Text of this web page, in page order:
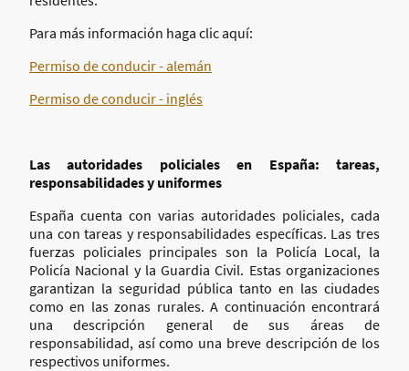
Para más información haga clic aquí:
Permiso de conducir - alemán
Permiso de conducir - inglés
Las autoridades policiales en España: tareas,
responsabilidades y uniformes
España cuenta con varias autoridades policiales, cada
una con tareas y responsabilidades específicas. Las tres
fuerzas policiales principales son la Policía Local, la
Policía Nacional y la Guardia Civil. Estas organizaciones
garantizan la seguridad pública tanto en las ciudades
como en las zonas rurales. A continuación encontrará
una descripción general de sus áreas de
responsabilidad, así como una breve descripción de los
respectivos uniformes.